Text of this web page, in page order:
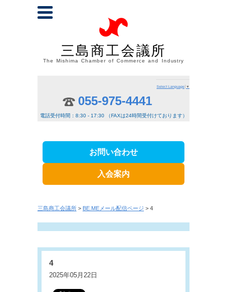
三島商工会議所
The Mishima Chamber of Commerce and Industry
Select Language ▼
055-975-4441
電話受付時間：8:30 - 17:30 （FAXは24時間受付けております）
お問い合わせ
入会案内
三島商工会議所 > BE.MEメール配信ページ > 4
4
2025年05月22日